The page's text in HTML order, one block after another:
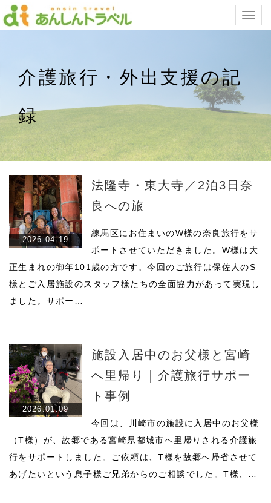
介護旅行・外出支援の記
録
2026.04.19
法隆寺・東大寺／2泊3日奈
良への旅
練馬区にお住まいのW様の奈良旅行をサ
ポートさせていただきました。W様は大
正生まれの御年101歳の方です。今回のご旅行は保佐人のS
様とご入居施設のスタッフ様たちの全面協力があって実現し
ました。サポー…
2026.01.09
施設入居中のお父様と宮崎
へ里帰り｜介護旅行サポー
ト事例
今回は、川崎市の施設に入居中のお父様
（T様）が、故郷である宮崎県都城市へ里帰りされる介護旅
行をサポートしました。ご依頼は、T様を故郷へ帰省させて
あげたいという息子様ご兄弟からのご相談でした。T様、…